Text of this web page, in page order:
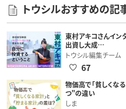
トウシルおすすめの記
東村アキコさんイン
出資し大成…
トウシル編集チーム
67
物価高で「貧しくな
つ"の違い
しま